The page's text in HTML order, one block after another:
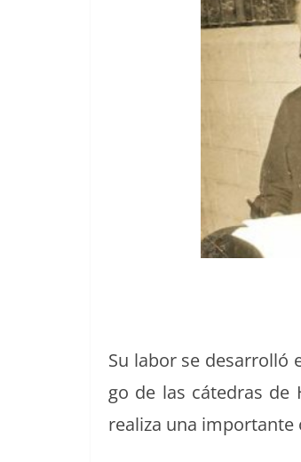
Su labor se desar­rol­ló
go de las cát­e­dras de
real­iza una